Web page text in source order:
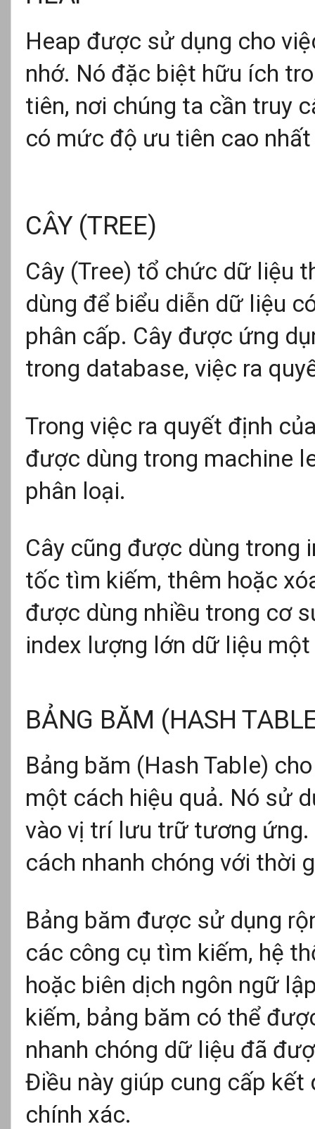
Heap được sử dụng cho
nhớ. Nó đặc biệt hữu ích
tiên, nơi chúng ta cần truy
có mức độ ưu tiên cao
CÂY (TREE)
Cây (Tree) tổ chức dữ liệu
dùng để biểu diễn dữ liệu
phân cấp. Cây được ứng
trong database, việc ra
Trong việc ra quyết định
được dùng trong machine
phân loại.
Cây cũng được dùng trong
tốc tìm kiếm, thêm hoặc
được dùng nhiều trong cơ
index lượng lớn dữ liệu
BẢNG BĂM (HASH
Bảng băm (Hash Table)
một cách hiệu quả. Nó sử
vào vị trí lưu trữ tương
cách nhanh chóng với thời
Bảng băm được sử dụng
các công cụ tìm kiếm, hệ
hoặc biên dịch ngôn ngữ
kiếm, bảng băm có thể
nhanh chóng dữ liệu đã
Điều này giúp cung cấp kết
chính xác.